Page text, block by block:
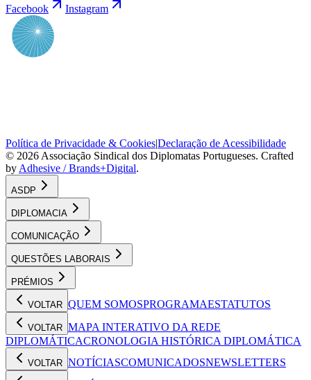
Facebook
Instagram
Política de Privacidade & Cookies|Declaração de Acessibilidade
© 2026 Associação Sindical dos Diplomatas Portugueses. Crafted
by Adhesive / Brands+Digital.
ASDP
DIPLOMACIA
COMUNICAÇÃO
QUESTÕES LABORAIS
PRÉMIOS
VOLTAR QUEM SOMOSPROGRAMAESTATUTOS
VOLTAR MAPA INTERATIVO DA REDE
DIPLOMÁTICACRONOLOGIA HISTÓRICA DIPLOMÁTICA
VOLTAR NOTÍCIASCOMUNICADOSNEWSLETTERS